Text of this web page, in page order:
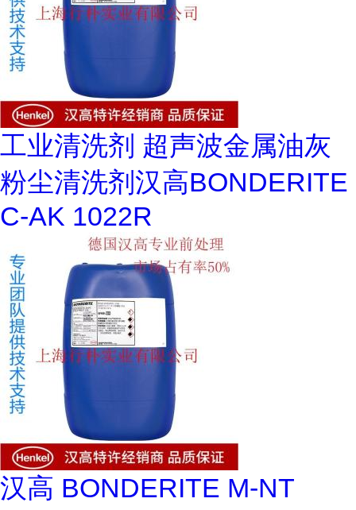
工业清洗剂 超声波金属油灰
粉尘清洗剂汉高BONDERITE
C-AK 1022R
汉高 BONDERITE M-NT